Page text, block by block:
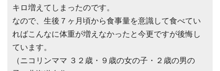
キロ増えてしまったのです。
なので、生後７ヶ月頃から食事量を意識して食べてい
ればこんなに体重が増えなかったと今更ですが後悔し
ています。
（ニコリンママ ３２歳・９歳の女の子・２歳の男の